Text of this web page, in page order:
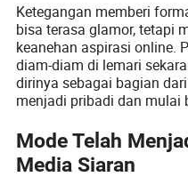
Ketegangan memberi
bisa terasa glamor, tetapi
keanehan aspirasi online.
diam-diam di lemari
dirinya sebagai bagian
menjadi pribadi dan mulai
Mode Telah
Media Siaran